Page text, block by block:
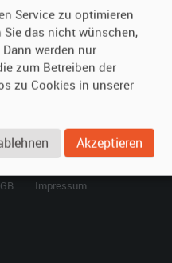
So funktioniert's
Kontakt
Impressum
Service zu optimieren
das nicht wünschen,
werden nur
zum Betreiben der
zu Cookies in unserer
Akzeptieren